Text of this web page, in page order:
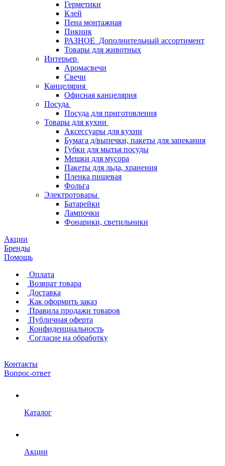
Герметики
Клей
Пена монтажная
Пикник
РАЗНОЕ_Дополнительный ассортимент
Товары для животных
Интерьер
Аромасвечи
Свечи
Канцелярия
Офисная канцелярия
Посуда
Посуда для приготовления
Товары для кухни
Аксессуары для кухни
Бумага д/выпечки, пакеты для запекания
Губки для мытья посуды
Мешки для мусора
Пакеты для льда, хранения
Пленка пищевая
Фольга
Электротовары
Батарейки
Лампочки
Фонарики, светильники
Акции
Бренды
Помощь
Оплата
Возврат товара
Доставка
Как оформить заказ
Правила продажи товаров
Публичная оферта
Конфиденциальность
Согласие на обработку
Контакты
Вопрос-ответ
Каталог
Акции